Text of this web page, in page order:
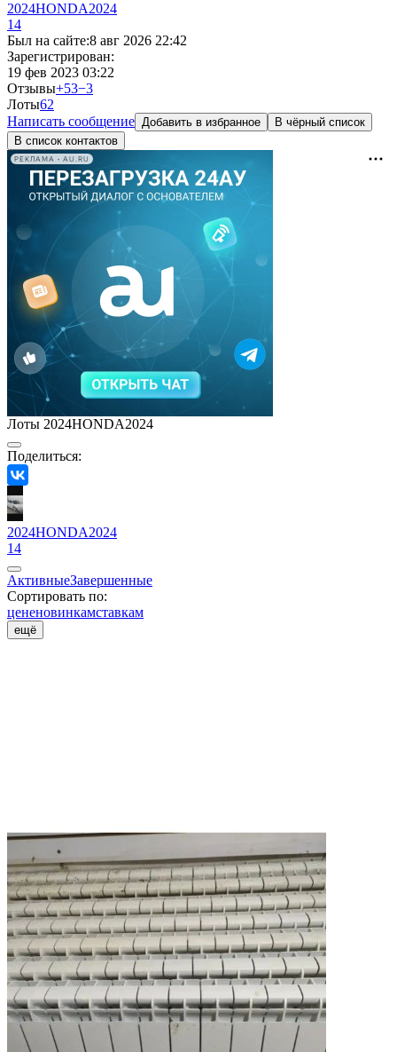
2024HONDA2024
14
Был на сайте:8 авг 2026 22:42
Зарегистрирован:
19 фев 2023 03:22
Отзывы+53−3
Лоты62
Написать сообщение Добавить в избранное
В чёрный список
В список контактов
РЕКЛАМА • AU.RU
Лоты 2024HONDA2024
Поделиться:
2024HONDA2024
14
АктивныеЗавершенные
Сортировать по:
цененовинкамставкам
ещё